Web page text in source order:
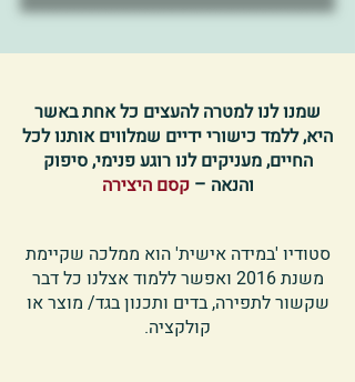
שמנו לנו למטרה להעצים כל אחת באשר
היא, ללמד כישורי ידיים שמלווים אותנו לכל
החיים, מעניקים לנו רוגע פנימי, סיפוק
והנאה –קסם היצירה
סטודיו 'במידה אישית' הוא ממלכה שקיימת
משנת 2016 ואפשר ללמוד אצלנו כל דבר
שקשור לתפירה, בדים ותכנון בגד/ מוצר או
קולקציה.